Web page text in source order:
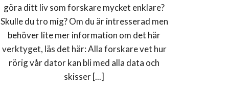
göra ditt liv som forskare mycket enklare?
Skulle du tro mig? Om du är intresserad men
behöver lite mer information om det här
verktyget, läs det här: Alla forskare vet hur
rörig vår dator kan bli med alla data och
skisser [...]